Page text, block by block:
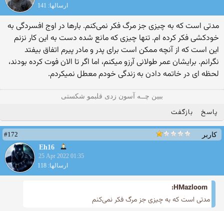
ارسالها: 141
مدتی است که به چیزی جز مرگ فکر نمی‌کنم. بارها در اوج افسردگی به
خودکشی فکر کرده ام. تنها چیزی که مانع شده دست به این کار نزنم
این است که از آنچه ممکن است برای پدر و مادر پیرم اتفاق بیفتد
نگرانم. برایشان عمر طولانی آرزو میکنم، اما اگر تا الان فوت کرده بودند،
لحظه ای در خاتمه دادن به زندگی خودم معطل نمیکردم.
ببین چــه آسون زدی قلبمو شکستی
پاسخ بازگفت
کاربر
#172
Eh16
25 Apr 2022 01:35
ارسالها: 118
HMazloom:
مدتی است که به چیزی جز مرگ فکر نمی‌کنم